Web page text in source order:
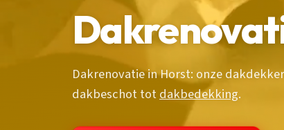
Dakrenovatie in Horst: onze
dakbeschot totdakbedekking.